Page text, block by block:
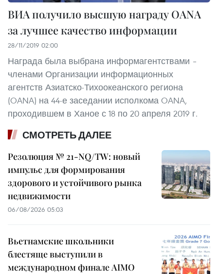
ВИА получило высшую награду ОАNА
за лучшее качество информации
28/11/2019 02:00
Награда была выбрана информагентствами –
членами Организации информационных
агентств Азиатско-Тихоокеанского региона
(OANA) на 44-е заседании исполкома OANA,
проходившем в Ханое с 18 по 20 апреля 2019 г.
СМОТРЕТЬ ДАЛЕЕ
Резолюция № 21-NQ/TW: новый
импульс для формирования
здорового и устойчивого рынка
недвижимости
06/08/2026 05:03
Вьетнамские школьники
блестяще выступили в
международном финале AIMO